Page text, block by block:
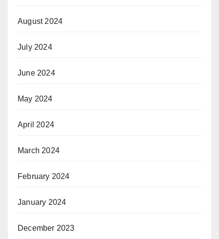
August 2024
July 2024
June 2024
May 2024
April 2024
March 2024
February 2024
January 2024
December 2023